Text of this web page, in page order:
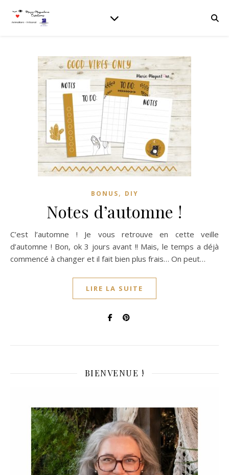
BONUS, DIY
Notes d’automne !
C’est l’automne ! Je vous retrouve en cette veille
d’automne ! Bon, ok 3 jours avant !! Mais, le temps a déjà
commencé à changer et il fait bien plus frais… On peut…
LIRE LA SUITE
BIENVENUE !